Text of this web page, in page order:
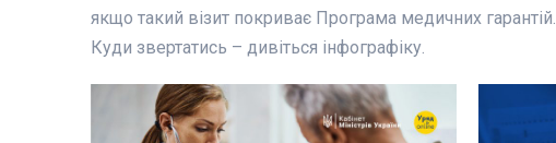
якщо такий візит покриває Програма медичних гарантій.
Куди звертатись – дивіться інфографіку.